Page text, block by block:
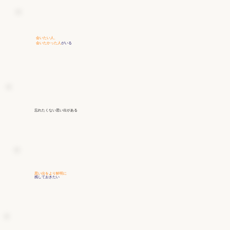
会いたい人、
会いたかった人がいる
思い出をより鮮明に
残しておきたい
忘れたくない思い出がある